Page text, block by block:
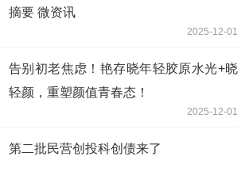
摘要 微资讯
2025-12-01
告别初老焦虑！艳存晓年轻胶原水光+晓
轻颜，重塑颜值青春态！
2025-12-01
第二批民营创投科创债来了